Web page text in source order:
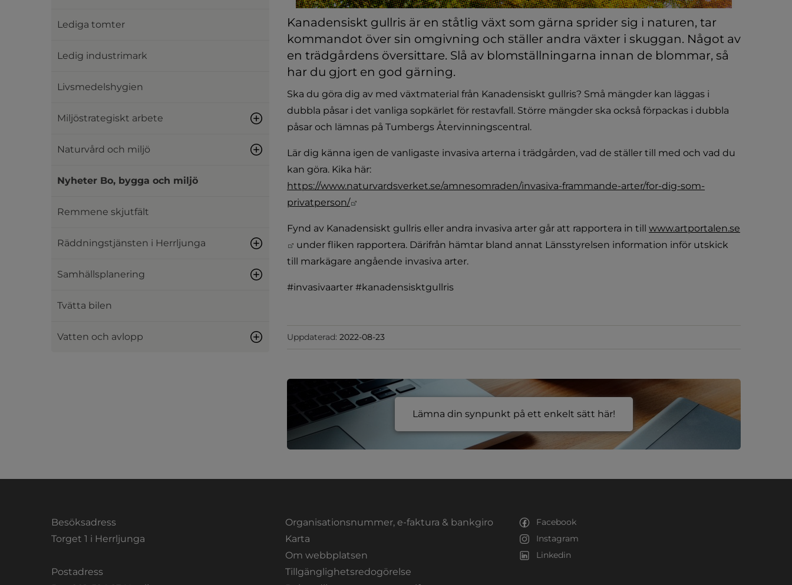
Lediga tomter
Ledig industrimark
Livsmedelshygien
Miljöstrategiskt arbete
Naturvård och miljö
Nyheter Bo, bygga och miljö
Remmene skjutfält
Räddningstjänsten i Herrljunga
Samhällsplanering
Tvätta bilen
Vatten och avlopp
Kanadensiskt gullris är en ståtlig växt som gärna sprider sig i naturen, tar
kommandot över sin omgivning och ställer andra växter i skuggan. Något av
en trädgårdens översittare. Slå av blomställningarna innan de blommar, så
har du gjort en god gärning.
Ska du göra dig av med växtmaterial från Kanadensiskt gullris? Små mängder kan läggas i
dubbla påsar i det vanliga sopkärlet för restavfall. Större mängder ska också förpackas i dubbla
påsar och lämnas på Tumbergs Återvinningscentral.
Lär dig känna igen de vanligaste invasiva arterna i trädgården, vad de ställer till med och vad du
kan göra. Kika här:
https://www.naturvardsverket.se/amnesomraden/invasiva-frammande-arter/for-dig-som-
privatperson/
Fynd av Kanadensiskt gullris eller andra invasiva arter går att rapportera in till www.artportalen.se
Länk till annan webbplats.
under fliken rapportera. Därifrån hämtar bland annat Länsstyrelsen information inför utskick
till markägare angående invasiva arter.
#invasivaarter #kanadensisktgullris
Uppdaterad: 2022-08-23
Lämna din synpunkt på ett enkelt sätt här!
Besöksadress
Torget 1 i Herrljunga
Postadress
Organisationsnummer, e-faktura & bankgiro
KartaLänk till annan webbplats.
Om webbplatsen
Tillgänglighetsredogörelse
Facebook
Instagram
Linkedin